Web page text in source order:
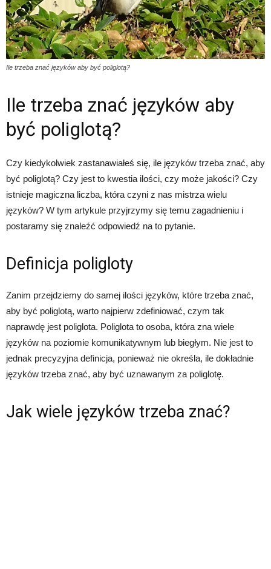
Ile trzeba znać języków aby być poliglotą?
Ile trzeba znać języków aby
być poliglotą?
Czy kiedykolwiek zastanawiałeś się, ile języków trzeba znać, aby
być poliglotą? Czy jest to kwestia ilości, czy może jakości? Czy
istnieje magiczna liczba, która czyni z nas mistrza wielu
języków? W tym artykule przyjrzymy się temu zagadnieniu i
postaramy się znaleźć odpowiedź na to pytanie.
Definicja poligloty
Zanim przejdziemy do samej ilości języków, które trzeba znać,
aby być poliglotą, warto najpierw zdefiniować, czym tak
naprawdę jest poliglota. Poliglota to osoba, która zna wiele
języków na poziomie komunikatywnym lub biegłym. Nie jest to
jednak precyzyjna definicja, ponieważ nie określa, ile dokładnie
języków trzeba znać, aby być uznawanym za poliglotę.
Jak wiele języków trzeba znać?